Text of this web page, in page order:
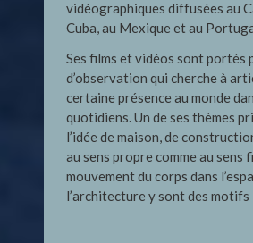
vidéographiques diffusées au
Cuba, au Mexique et au
Ses films et vidéos sont portés
d’observation qui cherche à
certaine présence au monde
quotidiens. Un de ses thèmes
l’idée de maison, de
au sens propre comme au sens
mouvement du corps dans
l’architecture y sont des